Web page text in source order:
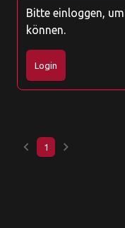
Bitte einloggen,
können.
Login
keyboard_arrow_left 1 keyboard_arrow_right